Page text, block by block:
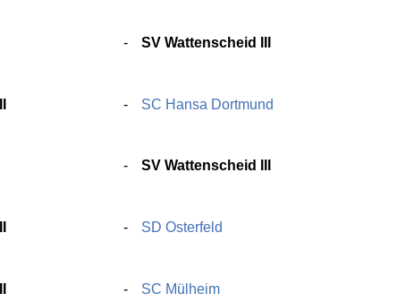
SV Wattenscheid III
SC Hansa Dortmund
SV Wattenscheid III
SD Osterfeld
SC Mülheim